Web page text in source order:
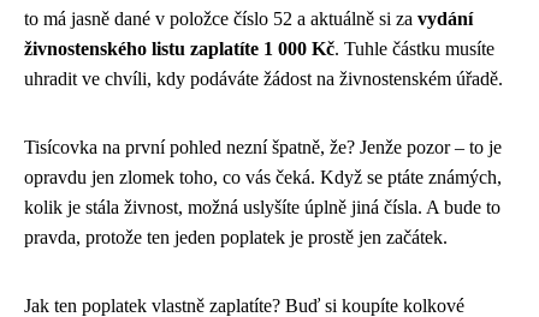
to má jasně dané v položce číslo 52 a aktuálně si za vydání
živnostenského listu zaplatíte 1 000 Kč. Tuhle částku musíte
uhradit ve chvíli, kdy podáváte žádost na živnostenském úřadě.
Tisícovka na první pohled nezní špatně, že? Jenže pozor – to je
opravdu jen zlomek toho, co vás čeká. Když se ptáte známých,
kolik je stála živnost, možná uslyšíte úplně jiná čísla. A bude to
pravda, protože ten jeden poplatek je prostě jen začátek.
Jak ten poplatek vlastně zaplatíte? Buď si koupíte kolkové